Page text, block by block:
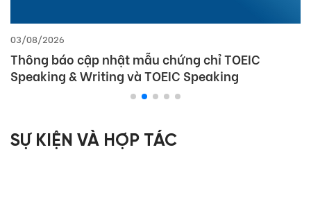
03/08/2026
Thông báo cập nhật mẫu chứng chỉ TOEIC
Speaking & Writing và TOEIC Speaking
SỰ KIỆN VÀ HỢP TÁC